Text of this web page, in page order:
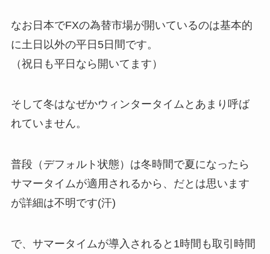
なお日本でFXの為替市場が開いているのは基本的
に土日以外の平日5日間です。
（祝日も平日なら開いてます）
そして冬はなぜかウィンタータイムとあまり呼ば
れていません。
普段（デフォルト状態）は冬時間で夏になったら
サマータイムが適用されるから、だとは思います
が詳細は不明です(汗)
で、サマータイムが導入されると1時間も取引時間